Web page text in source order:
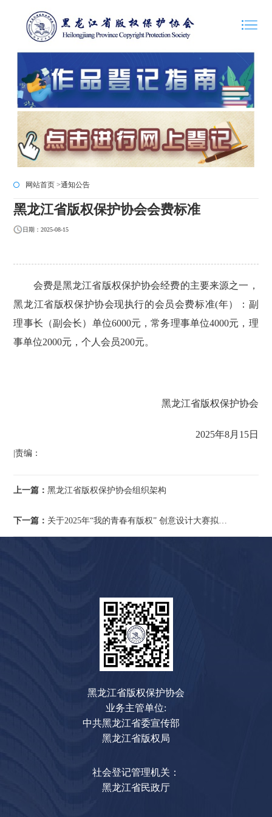
网站首页 >通知公告
黑龙江省版权保护协会会费标准
日期：2025-08-15
会费是黑龙江省版权保护协会经费的主要来源之一，
黑龙江省版权保护协会现执行的会员会费标准(年）：副
理事长（副会长）单位6000元，常务理事单位4000元，理
事单位2000元，个人会员200元。
黑龙江省版权保护协会
2025年8月15日
|责编：
上一篇：黑龙江省版权保护协会组织架构
下一篇： 关于2025年“我的青春有版权” 创意设计大赛拟获奖名单公示
黑龙江省版权保护协会
业务主管单位:
中共黑龙江省委宣传部
黑龙江省版权局
社会登记管理机关：
黑龙江省民政厅